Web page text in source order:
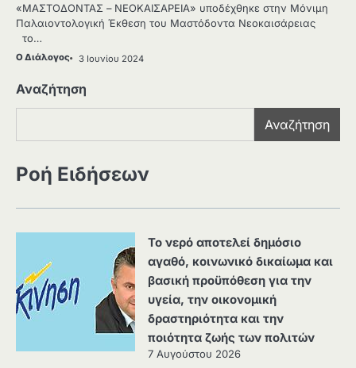
«ΜΑΣΤΟΔΟΝΤΑΣ – ΝΕΟΚΑΙΣΑΡΕΙΑ» υποδέχθηκε στην Μόνιμη
Παλαιοντολογική Έκθεση του Μαστόδοντα Νεοκαισάρειας
το…
Ο Διάλογος 3 Ιουνίου 2024
Αναζήτηση
Αναζήτηση
Ροή Ειδήσεων
Το νερό αποτελεί δημόσιο
αγαθό, κοινωνικό δικαίωμα και
βασική προϋπόθεση για την
υγεία, την οικονομική
δραστηριότητα και την
ποιότητα ζωής των πολιτών
7 Αυγούστου 2026